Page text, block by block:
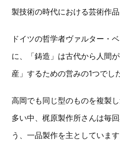
製技術の時代における芸術作品
ドイツの哲学者ヴァルター・
に、「鋳造」は古代から人間
産」するための営みの1つでし
高岡でも同じ型のものを複製
多い中、梶原製作所さんは毎
う、一品製作を主としています